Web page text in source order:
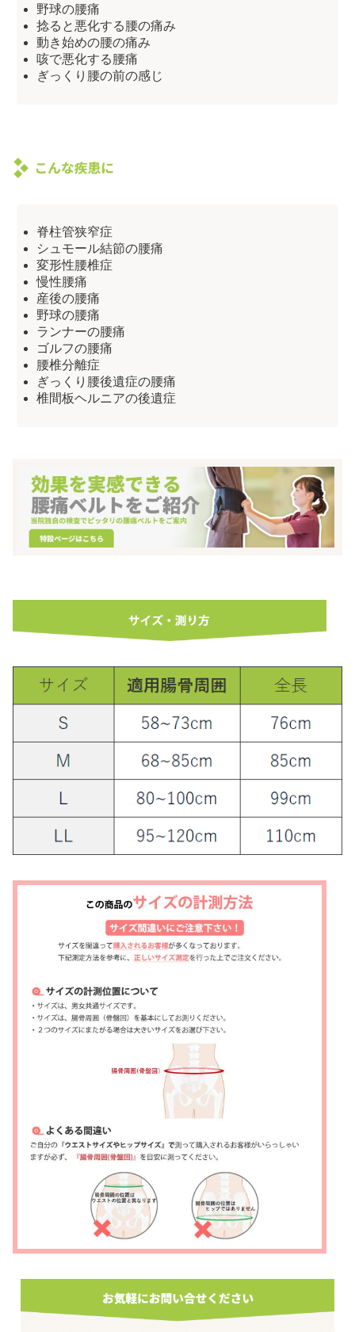
野球の腰痛
捻ると悪化する腰の痛み
動き始めの腰の痛み
咳で悪化する腰痛
ぎっくり腰の前の感じ
脊柱管狭窄症
シュモール結節の腰痛
変形性腰椎症
慢性腰痛
産後の腰痛
野球の腰痛
ランナーの腰痛
ゴルフの腰痛
腰椎分離症
ぎっくり腰後遺症の腰痛
椎間板ヘルニアの後遺症